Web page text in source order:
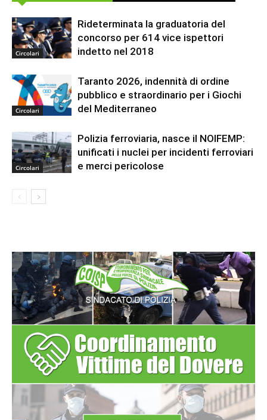
Circolari
Rideterminata la graduatoria del
concorso per 614 vice ispettori
indetto nel 2018
Circolari
Taranto 2026, indennità di ordine
pubblico e straordinario per i Giochi
del Mediterraneo
Circolari
Polizia ferroviaria, nasce il NOIFEMP:
unificati i nuclei per incidenti ferroviari
e merci pericolose